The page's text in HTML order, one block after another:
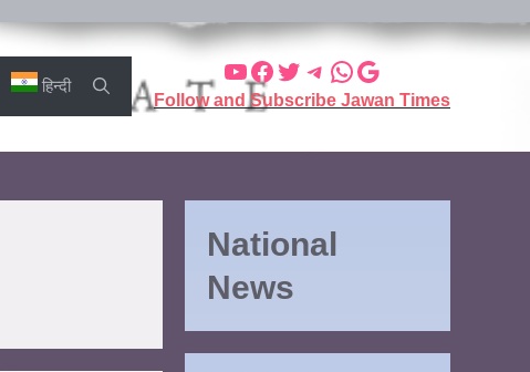
हिन्दी
Follow and Subscribe Jawan Times
National
News